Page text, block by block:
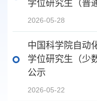
学位研究生（普
2026-05-28
中国科学院自动
学位研究生（少
公示​
2026-05-22